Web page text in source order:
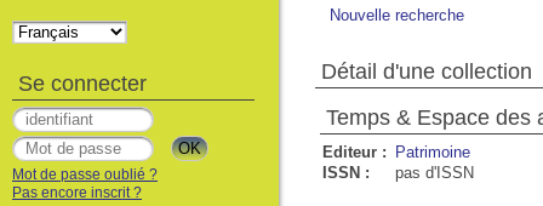
Nouvelle recherche
Détail d'une collection
Temps & Espace des
Editeur :
Patrimoine
ISSN :
pas d'ISSN
Se connecter
Mot de passe oublié ?
Pas encore inscrit ?